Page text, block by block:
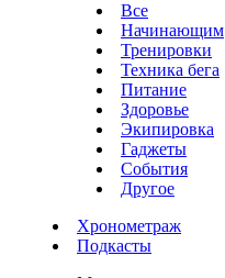
Все
Начинающим
Тренировки
Техника бега
Питание
Здоровье
Экипировка
Гаджеты
События
Другое
Хронометраж
Подкасты